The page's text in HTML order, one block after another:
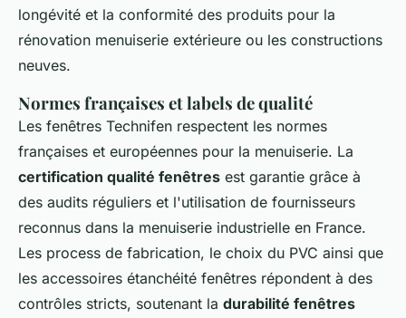
longévité et la conformité des produits pour la
rénovation menuiserie extérieure ou les constructions
neuves.
Normes françaises et labels de qualité
Les fenêtres Technifen respectent les normes
françaises et européennes pour la menuiserie. La
certification qualité fenêtres est garantie grâce à
des audits réguliers et l'utilisation de fournisseurs
reconnus dans la menuiserie industrielle en France.
Les process de fabrication, le choix du PVC ainsi que
les accessoires étanchéité fenêtres répondent à des
contrôles stricts, soutenant la durabilité fenêtres